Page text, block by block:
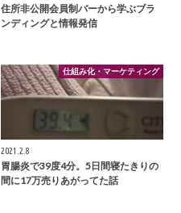
住所非公開会員制バーから学ぶブラ
ンディングと情報発信
仕組み化・マーケティング
2021.2.8
胃腸炎で39度4分。5日間寝たきりの
間に17万売りあがってた話